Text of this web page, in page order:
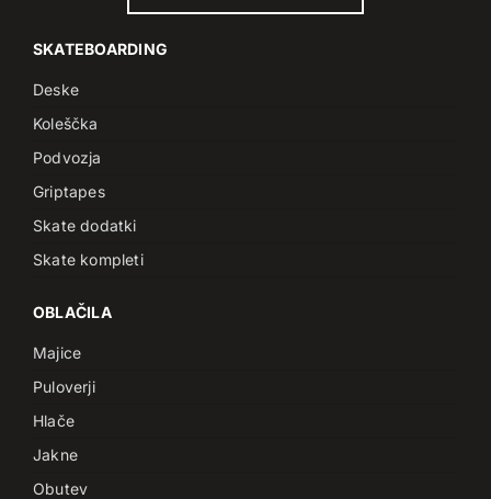
SKATEBOARDING
Deske
Koleščka
Podvozja
Griptapes
Skate dodatki
Skate kompleti
OBLAČILA
Majice
Puloverji
Hlače
Jakne
Obutev